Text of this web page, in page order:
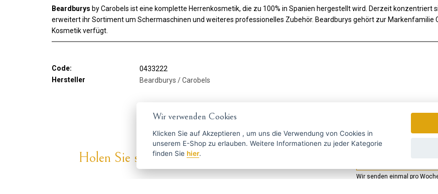
Beardburys by Carobels ist eine komplette Herrenkosmetik, die zu 100% in Spanien hergestellt wird. Derzeit konzentriert
erweitert ihr Sortiment um Schermaschinen und weiteres professionelles Zubehör. Beardburys gehört zur Markenfamilie
Kosmetik verfügt.
Code:
0433222
Hersteller
Beardburys / Carobels
Holen Sie sich die besten Angebote rechtzeitig ...
Wir senden einmal pro
Wir verwenden Cookies
Klicken Sie auf Akzeptieren , um uns die Verwendung von Cookies in
unserem E-Shop zu erlauben. Weitere Informationen zu jeder Kategorie
finden Sie hier.